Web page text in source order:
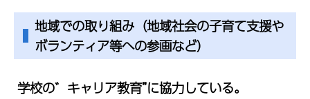
地域での取り組み（地域社会の子育て支援や
ボランティア等への参画など）
学校の゛キャリア教育”に協力している。